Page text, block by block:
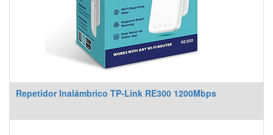
Repetidor Inalámbrico TP-Link RE300 1200Mbps